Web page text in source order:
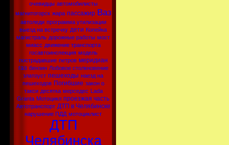
очевидцы автомобилисты
магнитогорск жара пассажир Ваз
автоледи программа утилизации
выезд на встречку дети Копейка
магистраль дорожные работы мост
миасс движение транспорта
госавтоинспекция модель
пострадавшие петров меридиан
газ бензин Лобовое столкновение
златоуст пешеходы наезд на
пешеходов Погибшие закон о
такси десятка мерседес Lada
Granta Мотоцикл проезжая часть
Автотранспорт ДТП в Челябинске
нарушение ПДД мотоциклист
ДТП
Челябинска